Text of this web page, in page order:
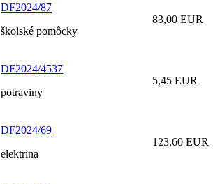
DF2024/87
školské pomôcky
83,00 EUR
DF2024/4537
potraviny
5,45 EUR
DF2024/69
elektrina
123,60 EUR